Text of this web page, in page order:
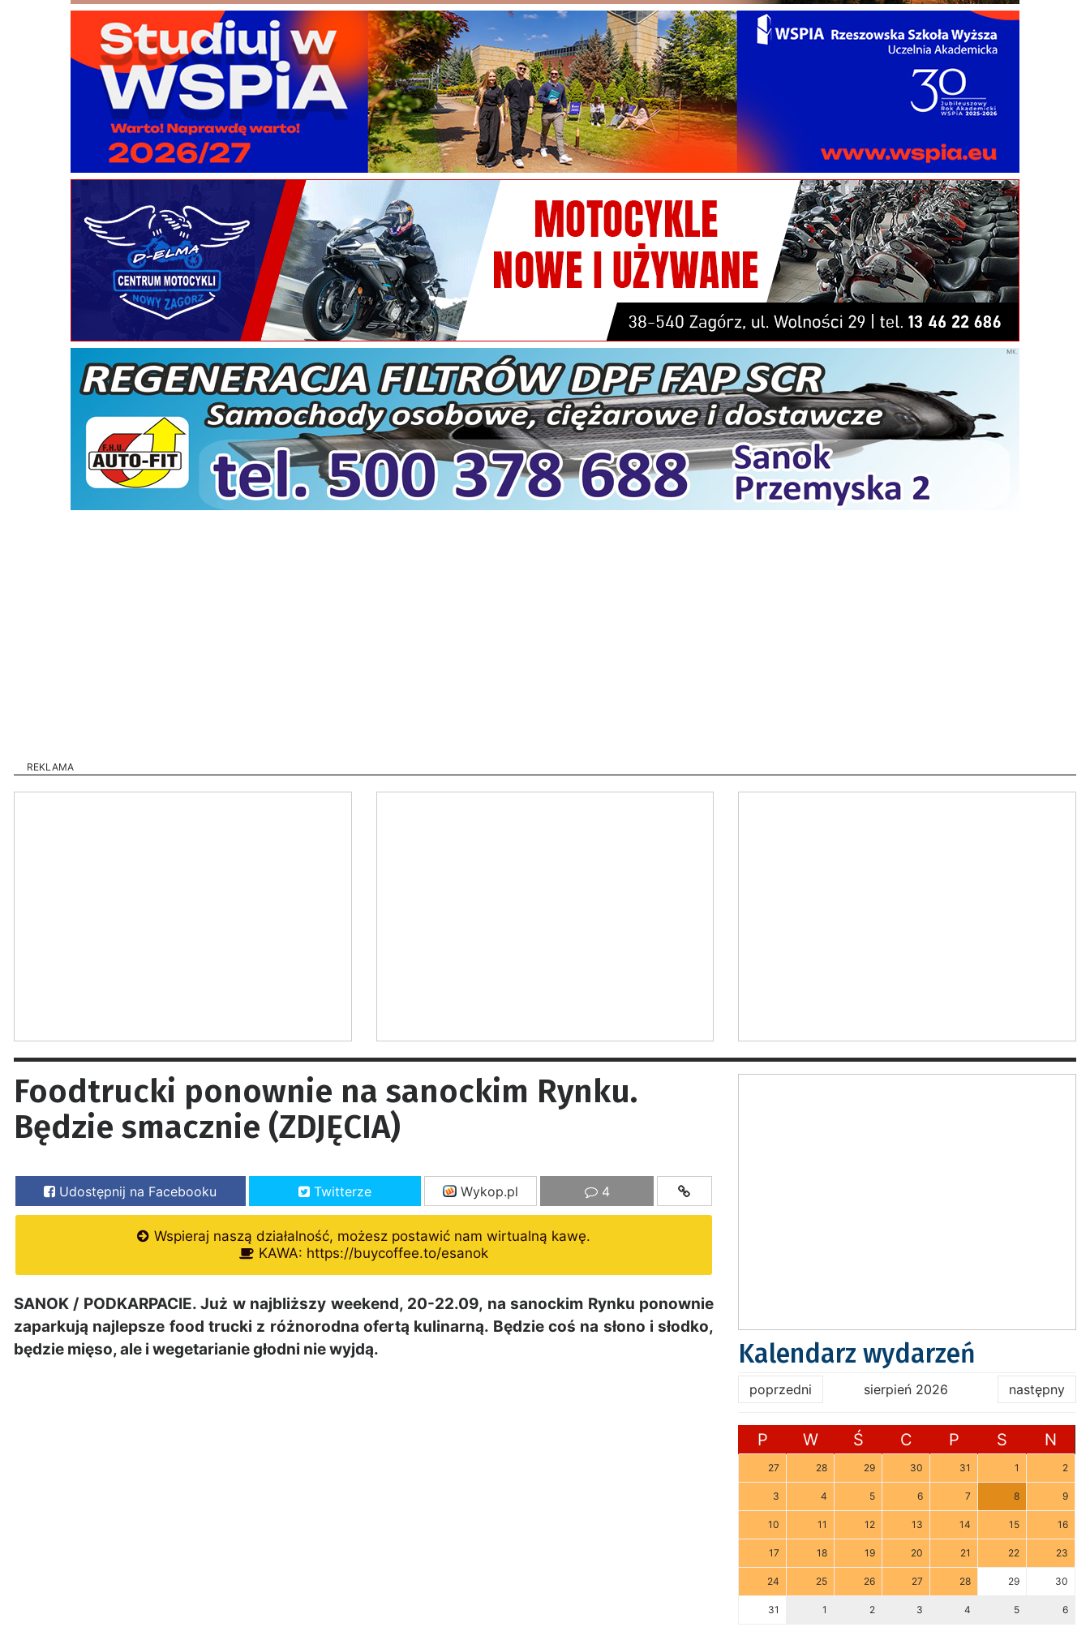
REKLAMA
Foodtrucki ponownie na sanockim Rynku.
Będzie smacznie (ZDJĘCIA)
Udostępnij na Facebooku Twitterze Wykop.pl 4
Wspieraj naszą działalność, możesz postawić nam wirtualną kawę.
KAWA: https://buycoffee.to/esanok
SANOK / PODKARPACIE. Już w najbliższy weekend, 20-22.09, na sanockim Rynku ponownie
zaparkują najlepsze food trucki z różnorodna ofertą kulinarną. Będzie coś na słono i słodko,
będzie mięso, ale i wegetarianie głodni nie wyjdą.
Kalendarz wydarzeń
poprzedni sierpień 2026 następny
P W Ś C P S N
27 28 29 30 31 1 2
3 4 5 6 7 8 9
10 11 12 13 14 15 16
17 18 19 20 21 22 23
24 25 26 27 28 29 30
31 1 2 3 4 5 6